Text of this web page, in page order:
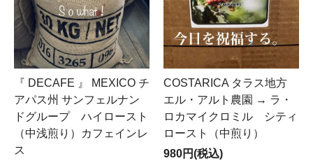
『 DECAFE 』 MEXICO チ
アパス州 サンフェルナン
ドグループ ハイロースト
（中浅煎り）カフェインレ
ス
COSTARICA タラス地方
エル・アルト農園 → ラ・
ロカマイクロミル シティ
ロースト（中煎り）
980円(税込)